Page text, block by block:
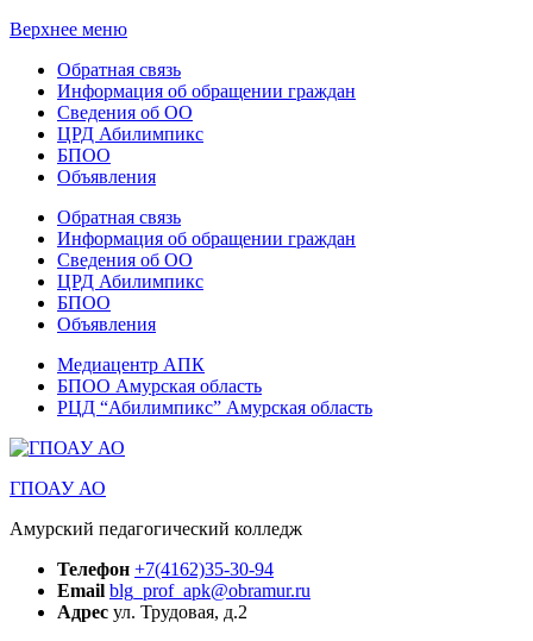
Верхнее меню
Обратная связь
Информация об обращении граждан
Сведения об ОО
ЦРД Абилимпикс
БПОО
Объявления
Обратная связь
Информация об обращении граждан
Сведения об ОО
ЦРД Абилимпикс
БПОО
Объявления
Медиацентр АПК
БПОО Амурская область
РЦД “Абилимпикс” Амурская область
ГПОАУ АО
Амурский педагогический колледж
Телефон +7(4162)35-30-94
Email blg_prof_apk@obramur.ru
Адрес ул. Трудовая, д.2